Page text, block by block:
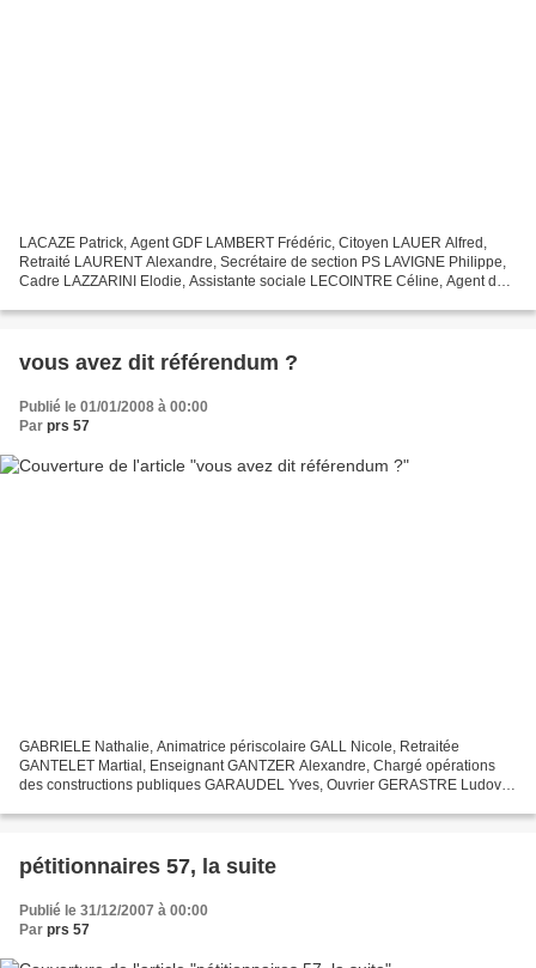
LACAZE Patrick, Agent GDF LAMBERT Frédéric, Citoyen LAUER Alfred,
Retraité LAURENT Alexandre, Secrétaire de section PS LAVIGNE Philippe,
Cadre LAZZARINI Elodie, Assistante sociale LECOINTRE Céline, Agent de
vous avez dit référendum ?
Publié le 01/01/2008 à 00:00
Par prs 57
GABRIELE Nathalie, Animatrice périscolaire GALL Nicole, Retraitée
GANTELET Martial, Enseignant GANTZER Alexandre, Chargé opérations
des constructions publiques GARAUDEL Yves, Ouvrier GERASTRE Ludovic,
pétitionnaires 57, la suite
Publié le 31/12/2007 à 00:00
Par prs 57